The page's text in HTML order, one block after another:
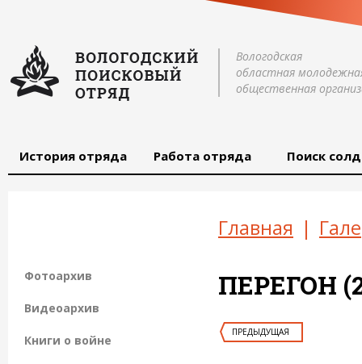
Вологодская
областная
общественная
История отряда Работа отряда Поиск
Главная |
ПЕРЕГОН
ПРЕДЫДУЩАЯ
Фотоархив
Видеоархив
Книги о войне